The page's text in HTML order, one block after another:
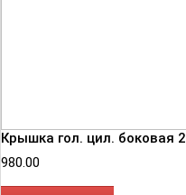
Крышка гол. цил. боковая
980.00